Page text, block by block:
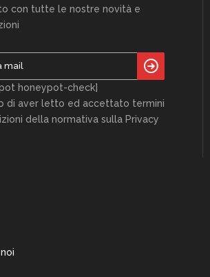
con tutte le nostre novità e
honeypot-check]
di aver letto ed accettato termini
della normativa sulla Privacy